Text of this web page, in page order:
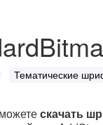
Тематические
скачать